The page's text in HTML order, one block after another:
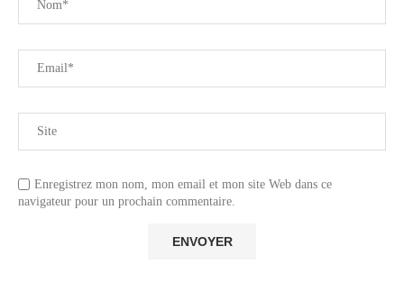
Enregistrez mon nom, mon email et mon site Web dans ce
navigateur pour un prochain commentaire.